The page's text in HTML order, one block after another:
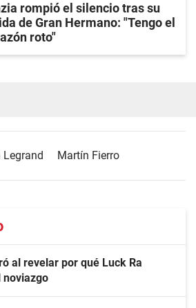
rompió el silencio tras su
de Gran Hermano: "Tengo el
roto"
Legrand Martín Fierro
al revelar por qué Luck Ra